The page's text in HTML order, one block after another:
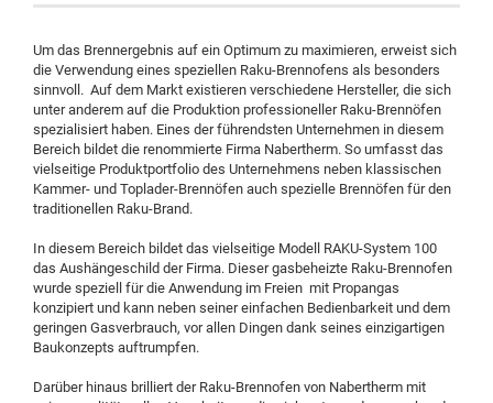
Um das Brennergebnis auf ein Optimum zu maximieren, erweist sich
die Verwendung eines speziellen Raku-Brennofens als besonders
sinnvoll. Auf dem Markt existieren verschiedene Hersteller, die sich
unter anderem auf die Produktion professioneller Raku-Brennöfen
spezialisiert haben. Eines der führendsten Unternehmen in diesem
Bereich bildet die renommierte Firma Nabertherm. So umfasst das
vielseitige Produktportfolio des Unternehmens neben klassischen
Kammer- und Toplader-Brennöfen auch spezielle Brennöfen für den
traditionellen Raku-Brand.
In diesem Bereich bildet das vielseitige Modell RAKU-System 100
das Aushängeschild der Firma. Dieser gasbeheizte Raku-Brennofen
wurde speziell für die Anwendung im Freien mit Propangas
konzipiert und kann neben seiner einfachen Bedienbarkeit und dem
geringen Gasverbrauch, vor allen Dingen dank seines einzigartigen
Baukonzepts auftrumpfen.
Darüber hinaus brilliert der Raku-Brennofen von Nabertherm mit